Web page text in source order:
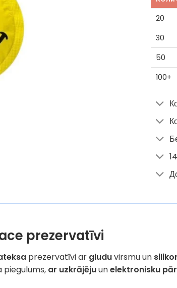
20
30
50
100+
prezervatīvi
prezervatīvi ar gluduvirsmu un
piegulums, ar uzkrājējuunelektronisku